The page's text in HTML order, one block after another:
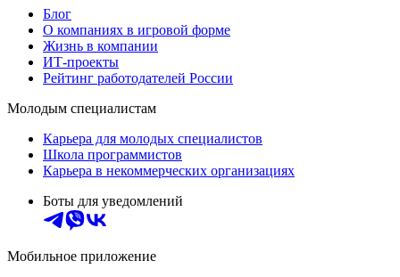
Блог
О компаниях в игровой форме
Жизнь в компании
ИТ-проекты
Рейтинг работодателей России
Молодым специалистам
Карьера для молодых специалистов
Школа программистов
Карьера в некоммерческих организациях
Боты для уведомлений
Мобильное приложение